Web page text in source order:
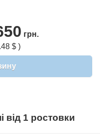
грн.
$ )
від 1 ростовки